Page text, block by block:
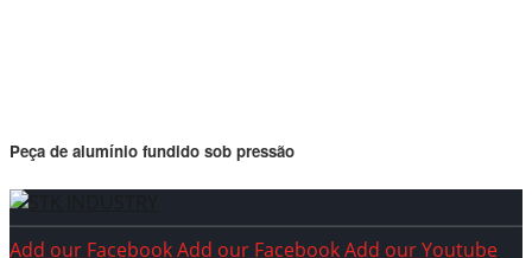
Peça de alumínio fundido sob pressão
Add our FacebookAdd our FacebookAdd our Youtube